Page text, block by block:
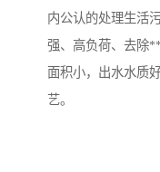
内公认的处理生活
强、高负荷、去除
面积小，出水水质
艺。